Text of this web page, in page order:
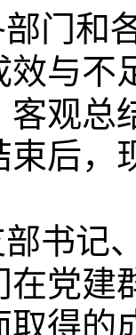
部门和
效与不
客观总
束后，
书记
在党建
取得的